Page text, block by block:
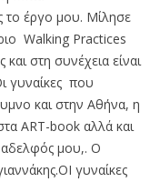
το έργο μου. Μίλησε
Walking Practices
στη συνέχεια είναι
γυναίκες που
και στην Αθήνα, η
ART-book αλλά και
μου,. Ο
γυναίκες